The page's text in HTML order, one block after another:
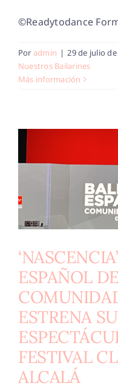
©Readytodance
Por admin | 29 de julio de
Nuestros Bailarines
Más información
ESPAÑOL
ESTRENA
FESTIVAL
ALCALÁ